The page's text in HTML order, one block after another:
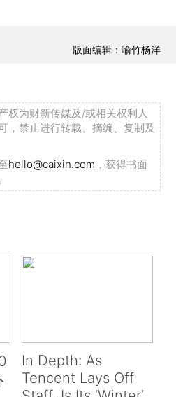
版面编辑：喻竹杨洋
权为财新传媒及/或相关权利人
，禁止进行转载、摘编、复制及
hello@caixin.com ，获得书面
In Depth: As
Tencent Lays Off